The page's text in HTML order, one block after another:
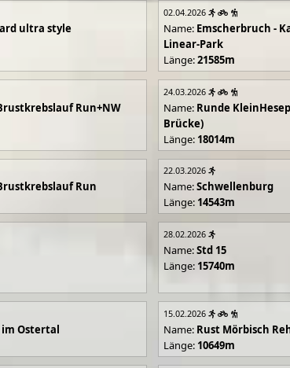
ultra style
02.04.2026
Name: Emscherbruch -
Linear-Park
Länge:21585m
Run+NW
24.03.2026
Name: Runde
Brücke)
Länge: 18014m
Run
22.03.2026
Name:Schwellenburg
Länge: 14543m
28.02.2026
Name:Std 15
Länge: 15740m
Ostertal
15.02.2026
Name: Rust Mörbisch
Länge: 10649m